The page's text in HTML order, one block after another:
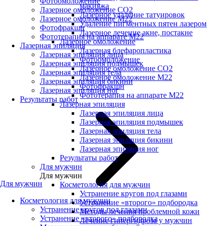
Лазерное омоложение CO2
Лазерное омоложение M22
Фотофракшн
Фототерапия на аппарате М22
Лазерная эпиляция
Лазерная эпиляция лица
Лазерная эпиляция подмышек
Лазерная эпиляция тела
Лазерная эпиляция бикини
Лазерная эпиляция ног
Результаты работ
Для мужчин
Косметология для мужчин
Устранение кругов под глазами
Устранение «второго» подбородка
макияжа
Лазерное удаление татуировок
Удаление пигментных пятен лазером
Лазерное лечение акне, постакне
Лазерное омоложение
Лазерная блефаропластика
Фотоомоложение
Лазерное омоложение CO2
Лазерное омоложение M22
Фотофракшн
Фототерапия на аппарате М22
Лазерная эпиляция
Лазерная эпиляция лица
Лазерная эпиляция подмышек
Лазерная эпиляция тела
Лазерная эпиляция бикини
Лазерная эпиляция ног
Результаты работ
Для мужчин
Для мужчин
Косметология для мужчин
Устранение кругов под глазами
Устранение «второго» подбородка
Методы лечения проблемной кожи
Лечение гипергидроза у мужчин